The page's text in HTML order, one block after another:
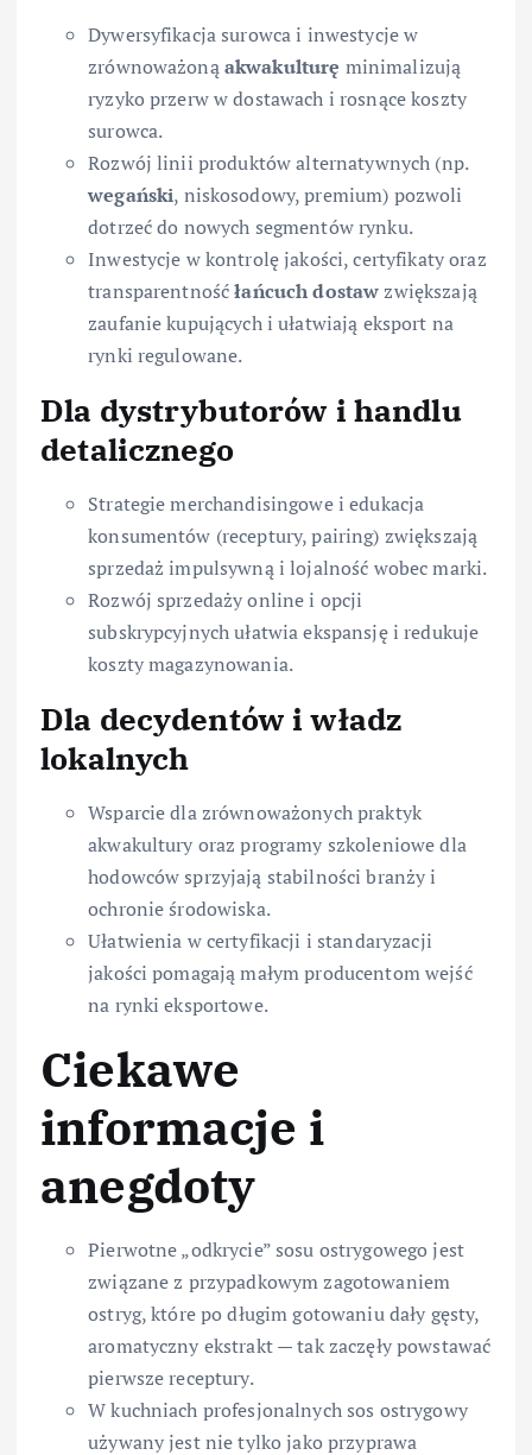
Dywersyfikacja surowca i inwestycje w
zrównoważonąakwakulturę minimalizują
ryzyko przerw w dostawach i rosnące koszty
surowca.
Rozwój linii produktów alternatywnych (np.
wegański, niskosodowy, premium) pozwoli
dotrzeć do nowych segmentów rynku.
Inwestycje w kontrolę jakości, certyfikaty oraz
transparentnośćłańcuch dostawzwiększają
zaufanie kupujących i ułatwiają eksport na
rynki regulowane.
Dla dystrybutorów i handlu
detalicznego
Strategie merchandisingowe i edukacja
konsumentów (receptury, pairing) zwiększają
sprzedaż impulsywną i lojalność wobec marki.
Rozwój sprzedaży online i opcji
subskrypcyjnych ułatwia ekspansję i redukuje
koszty magazynowania.
Dla decydentów i władz
lokalnych
Wsparcie dla zrównoważonych praktyk
akwakultury oraz programy szkoleniowe dla
hodowców sprzyjają stabilności branży i
ochronie środowiska.
Ułatwienia w certyfikacji i standaryzacji
jakości pomagają małym producentom wejść
na rynki eksportowe.
Ciekawe
informacje i
anegdoty
Pierwotne „odkrycie” sosu ostrygowego jest
związane z przypadkowym zagotowaniem
ostryg, które po długim gotowaniu dały gęsty,
aromatyczny ekstrakt — tak zaczęły powstawać
pierwsze receptury.
W kuchniach profesjonalnych sos ostrygowy
używany jest nie tylko jako przyprawa